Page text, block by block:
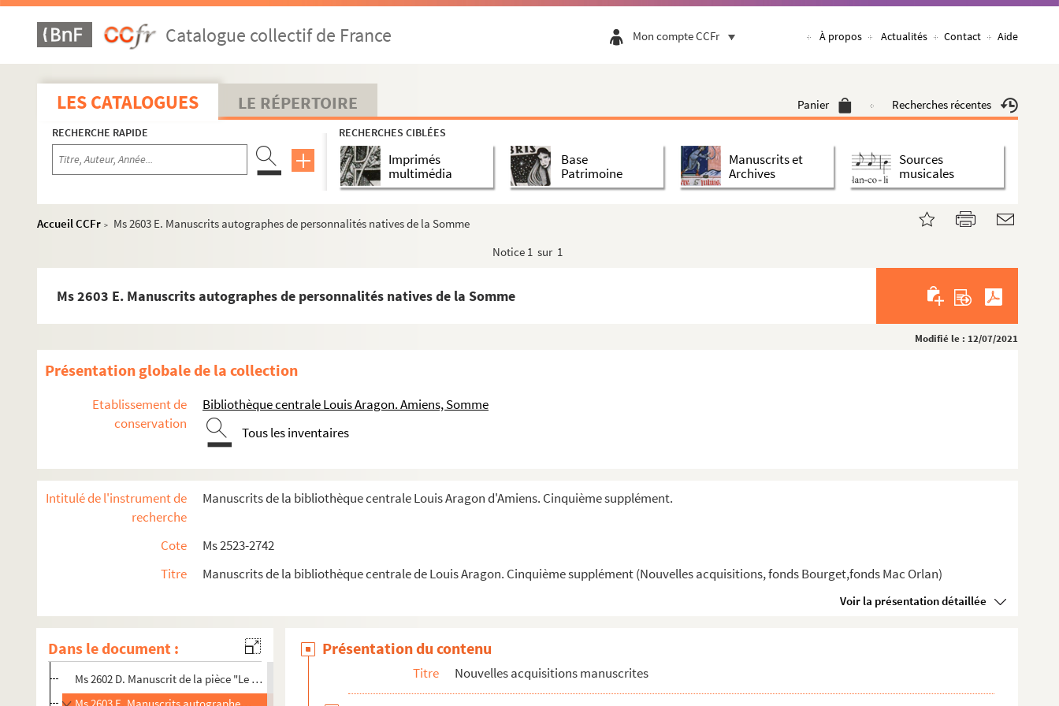
Catalogue collectif de France Mon compte CCFr À propos Actualités Contact Aide
LES CATALOGUES LE RÉPERTOIRE Panier Recherches récentes
RECHERCHE RAPIDE RECHERCHES CIBLÉES
Imprimés
multimédia
Base
Patrimoine
Manuscrits et
Archives
Sources
musicales
Accueil CCFr >
Ms 2603 E. Manuscrits autographes de personnalités natives de la Somme
Notice 1 sur 1
Ms 2603 E. Manuscrits autographes de personnalités natives de la Somme
Modifié le : 12/07/2021
Présentation globale de la collection
Etablissement de
conservation
Bibliothèque centrale Louis Aragon. Amiens, Somme
Tous les inventaires
Intitulé de l'instrument de
recherche
Manuscrits de la bibliothèque centrale Louis Aragon d'Amiens. Cinquième supplément.
Cote
Ms 2523-2742
Titre
Manuscrits de la bibliothèque centrale de Louis Aragon. Cinquième supplément (Nouvelles acquisitions, fonds Bourget,fonds Mac Orlan)
Voir la présentation détaillée
Dans le document :
Ms 2525 D. Dictionnaire des vieilles enseignes d'Amiens du Moyen-Age à l'aube du XIX
Ms 2527 C. Notes de Pierre Dequen sur l'arrivée des Anglais à Saveuse.
Ms 2528 C. Hommage de la population Amiénoise au Général De Gaulle.
Ms 2529 D. Correspondance adressée à M. Robert le Senne, secrétaire général de la Société Des Amis des Arts.
Ms 2530 D/1 à 6. Texte du discours de la conférence d'Henri Chenu sur Jules Verne, le 28 mars 1928 à l'école de Bapau...
Ms 2531 D. Poêmes en langue picarde
Ms 2532 B. Eche patalon: saynète d'ein aque ein patois picard par Ernest Héren.
Ms 2534 A. Lettre autographe de François Righi adressée à Christine Carrier.
Ms 2538 A. Carnet de croquis.
Ms 2543 D. Histoire de Valloires. 2ème partie: Guide pour les visiteurs par le Père Urbain Baumert
Ms 2557 B. Carte postale de Marie Denizard, candidate aux élections présidentielle de 1913 adressée au figaro
Ms 2566 A. Lettre de Louis Pohain adressée à M. Léon Honoré Labande, archiviste de la principauté de Monaco
Ms 2570 E. Bibliographie des ouvrages illustrés du XIX
Ms 2571 à Ms 2593. Lettres autographes
Ms 2598 E. Documents concernant Condorcet et l'instruction publique
Ms 2600 B. Document autographe signé par Alexandre Dumas intitulé "Le traité d'Amiens"
Ms 2601 B. Lettre d'André Dumont, député à la Convention Nationale à la commission de l'organisation et du mouv...
Ms 2602 D. Manuscrit de la pièce "Le débutant ou L'Amour et la comédie" de Charles Desnoyers. Pièce représentée...
Présentation du contenu
Titre Nouvelles acquisitions manuscrites